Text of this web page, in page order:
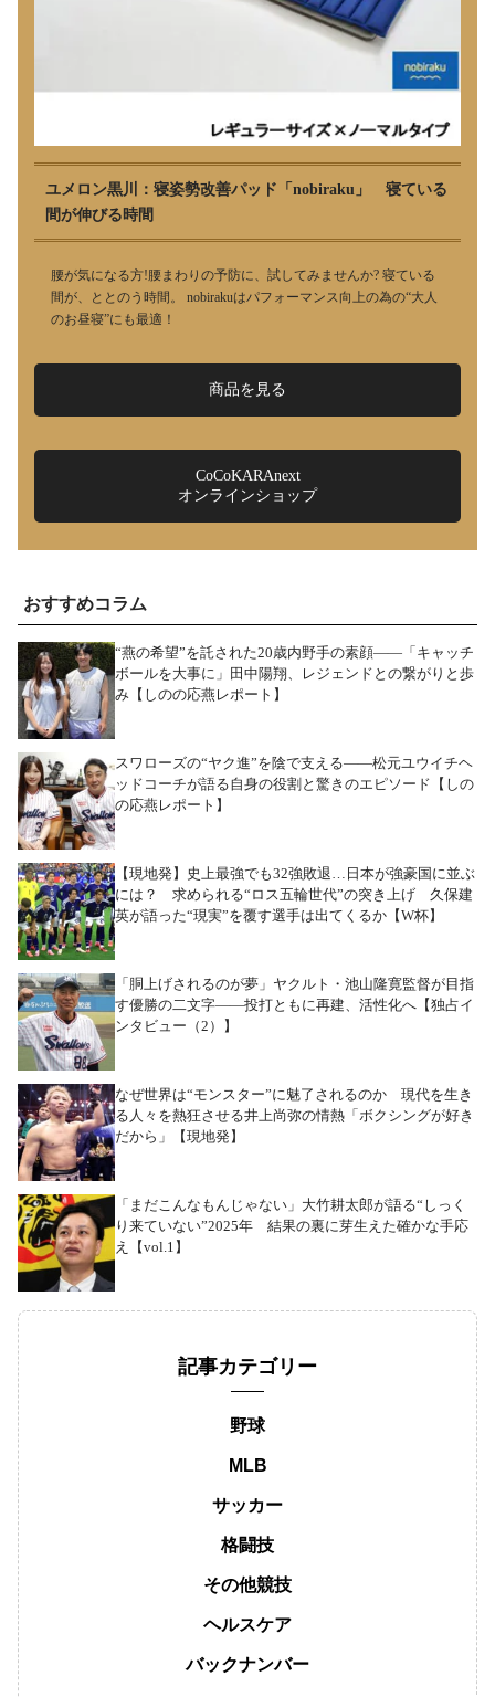
ユメロン黒川：寝姿勢改善パッド「nobiraku」 寝ている
間が伸びる時間
腰が気になる方!腰まわりの予防に、試してみませんか? 寝ている
間が、ととのう時間。 nobirakuはパフォーマンス向上の為の“大人
のお昼寝”にも最適！
商品を見る
CoCoKARAnext
オンラインショップ
おすすめコラム
“燕の希望”を託された20歳内野手の素顔――「キャッチ
ボールを大事に」田中陽翔、レジェンドとの繋がりと歩
み【しのの応燕レポート】
スワローズの“ヤク進”を陰で支える――松元ユウイチヘ
ッドコーチが語る自身の役割と驚きのエピソード【しの
の応燕レポート】
【現地発】史上最強でも32強敗退…日本が強豪国に並ぶ
には？ 求められる“ロス五輪世代”の突き上げ 久保建
英が語った“現実”を覆す選手は出てくるか【W杯】
「胴上げされるのが夢」ヤクルト・池山隆寛監督が目指
す優勝の二文字――投打ともに再建、活性化へ【独占イ
ンタビュー（2）】
なぜ世界は“モンスター”に魅了されるのか 現代を生き
る人々を熱狂させる井上尚弥の情熱「ボクシングが好き
だから」【現地発】
「まだこんなもんじゃない」大竹耕太郎が語る“しっく
り来ていない”2025年 結果の裏に芽生えた確かな手応
え【vol.1】
記事カテゴリー
野球
MLB
サッカー
格闘技
その他競技
ヘルスケア
バックナンバー